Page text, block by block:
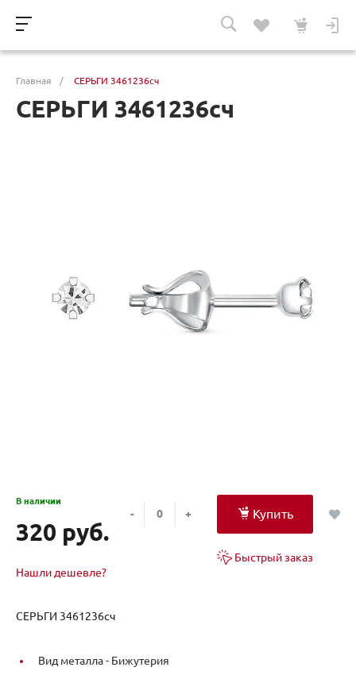
Главная / СЕРЬГИ 3461236сч
СЕРЬГИ 3461236сч
В наличии
320 руб.
Нашли дешевле?
- + Купить
Быстрый заказ
СЕРЬГИ 3461236сч
Вид металла - Бижутерия